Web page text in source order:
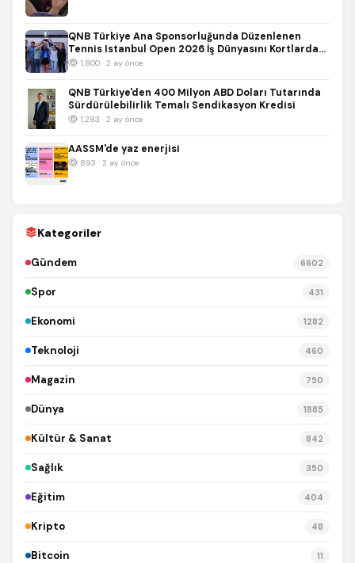
QNB Türkiye Ana Sponsorluğunda Düzenlenen
Tennis Istanbul Open 2026 İş Dünyasını Kortlarda
Buluşturdu
1,800 · 2 ay önce
QNB Türkiye'den 400 Milyon ABD Doları Tutarında
Sürdürülebilirlik Temalı Sendikasyon Kredisi
1,283 · 2 ay önce
AASSM'de yaz enerjisi
893 · 2 ay önce
Kategoriler
Gündem 6602
Spor 431
Ekonomi 1282
Teknoloji 460
Magazin 750
Dünya 1885
Kültür & Sanat 842
Sağlık 350
Eğitim 404
Kripto 48
Bitcoin 11